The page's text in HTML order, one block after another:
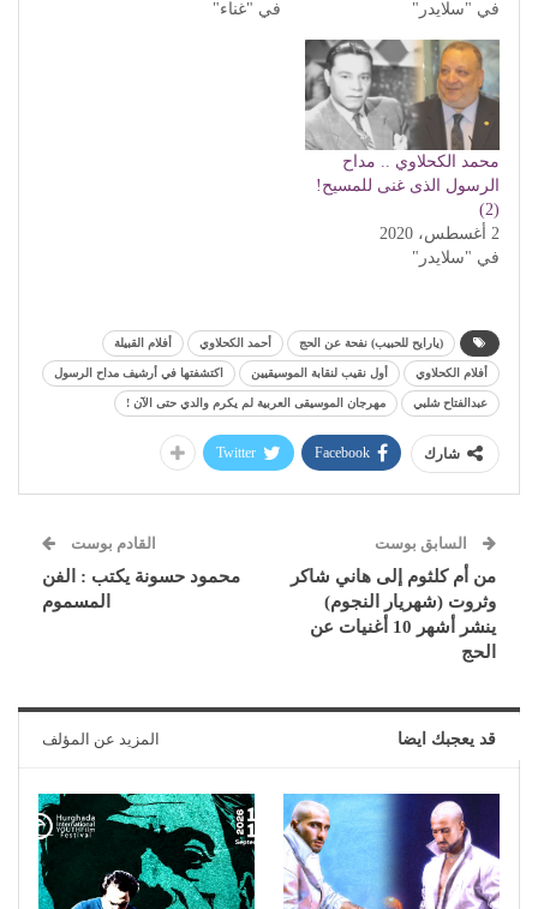
في "سلايدر" في "غناء"
محمد الكحلاوي .. مداح
الرسول الذى غنى للمسيح!
(2)
2 أغسطس، 2020
في "سلايدر"
(يارايح للحبيب) نفحة عن الحج أحمد الكحلاوي أفلام القبيلة
أفلام الكحلاوي أول نقيب لنقابة الموسيقيين اكتشفتها في أرشيف مداح الرسول
عبدالفتاح شلبي مهرجان الموسيقى العربية لم يكرم والدي حتى الآن !
شارك Facebook
Twitter
السابق بوست
من أم كلثوم إلى هاني شاكر
وثروت (شهريار النجوم)
ينشر أشهر 10 أغنيات عن
الحج
القادم بوست
محمود حسونة يكتب : الفن
المسموم
قد يعجبك ايضا المزيد عن المؤلف